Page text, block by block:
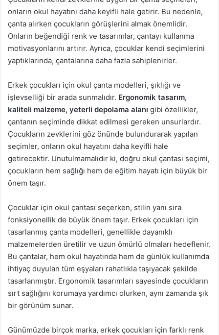
onların okul hayatını daha keyifli hale getirir. Bu nedenle,
çanta alırken çocukların görüşlerini almak önemlidir.
Onların beğendiği renk ve tasarımlar, çantayı kullanma
motivasyonlarını artırır. Ayrıca, çocuklar kendi seçimlerini
yaptıklarında, çantalarına daha fazla sahiplenirler.
Erkek çocukları için okul çanta modelleri, şıklığı ve
işlevselliği bir arada sunmalıdır. Ergonomik tasarım,
kaliteli malzeme, yeterli depolama alanı gibi özellikler,
çantanın seçiminde dikkat edilmesi gereken unsurlardır.
Çocukların zevklerini göz önünde bulundurarak yapılan
seçimler, onların okul hayatını daha keyifli hale
getirecektir. Unutulmamalıdır ki, doğru okul çantası seçimi,
çocukların hem sağlığı hem de eğitim hayatı için büyük bir
önem taşır.
Çocuklar için okul çantası seçerken, stilin yanı sıra
fonksiyonellik de büyük önem taşır. Erkek çocukları için
tasarlanmış çanta modelleri, genellikle dayanıklı
malzemelerden üretilir ve uzun ömürlü olmaları hedeflenir.
Bu çantalar, hem okul hayatında hem de günlük kullanımda
ihtiyaç duyulan tüm eşyaları rahatlıkla taşıyacak şekilde
tasarlanmıştır. Ergonomik tasarımları sayesinde çocukların
sırt sağlığını korumaya yardımcı olurken, aynı zamanda şık
bir görünüm sunar.
Günümüzde birçok marka, erkek çocukları için farklı renk